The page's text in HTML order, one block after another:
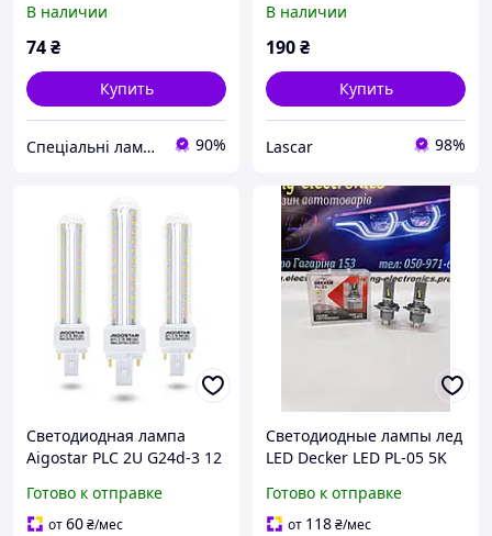
В наличии
74₴
Купить
Спеціальні лампи та запчастини 90%
В наличии
190₴
Купить
Lascar 98%
Светодиодная лампа
Aigostar PLC 2U G24d-3 12
Готово к отправке
от60₴/мес
Светодиодные лампы лед
LED Decker LED PL-05 5K
24 вольт 5000к без кулера
Готово к отправке
от 118₴/мес